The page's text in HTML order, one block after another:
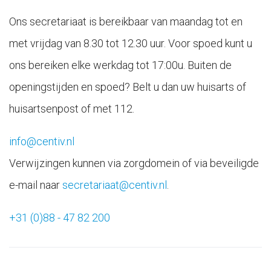
Ons secretariaat is bereikbaar van maandag tot en
met vrijdag van 8.30 tot 12.30 uur. Voor spoed kunt u
ons bereiken elke werkdag tot 17:00u. Buiten de
openingstijden en spoed? Belt u dan uw huisarts of
huisartsenpost of met 112.
info@centiv.nl
Verwijzingen kunnen via zorgdomein of via beveiligde
e-mail naar secretariaat@centiv.nl
+31 (0)88 - 47 82 200